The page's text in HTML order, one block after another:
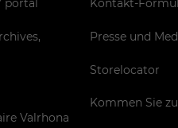
portal
Valrhona
Kontakt-
Presse und
Storelocator
Kommen Sie